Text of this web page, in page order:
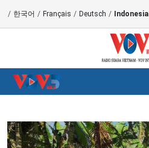
/ 한국어 / Français / Deutsch / Indonesia